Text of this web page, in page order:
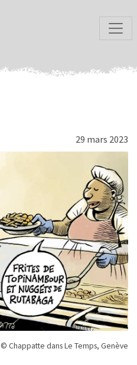
29 mars 2023
© Chappatte dans Le Temps, Genève